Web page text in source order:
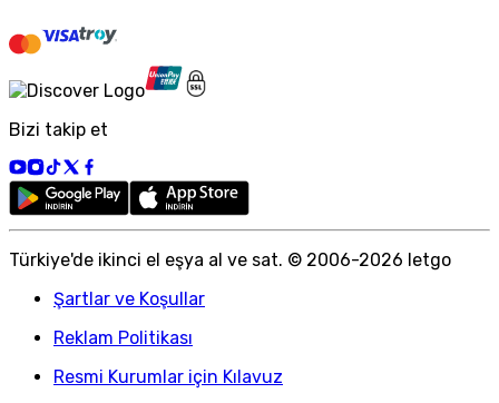
Bizi takip et
Türkiye'de ikinci el eşya al ve sat. © 2006-2026 letgo
Şartlar ve Koşullar
Reklam Politikası
Resmi Kurumlar için Kılavuz